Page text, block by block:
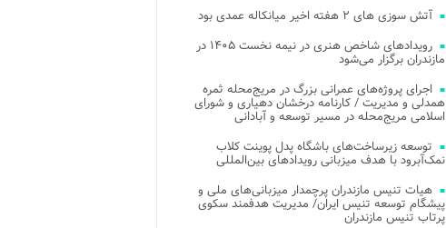
آتش‌ سوزی‌ های ۲ هفته اخیر میانکاله عمدی بود
رویدادهای شاخص هنری در نیمه نخست ۱۴۰۵ در
مازندران برگزار می‌شود
اجرای پروژه‌های عمرانی بزرگ در مریج‌محله ثمره
همدلی و مدیریت / کارنامه درخشان دهیاری و شورای
اسلامی مریج‌محله در مسیر توسعه و آبادانی
توسعه زیرساخت‌های باشگاه پدل پوینت کلاب
نمک‌آبرود با هدف میزبانی رویدادهای بین‌المللی
هیات تنیس مازندران پرچمدار میزبانی‌های ملی و
پیشگام توسعه تنیس ایران/ مدیریت هدفمند سکوی
پرتاب تنیس مازندران